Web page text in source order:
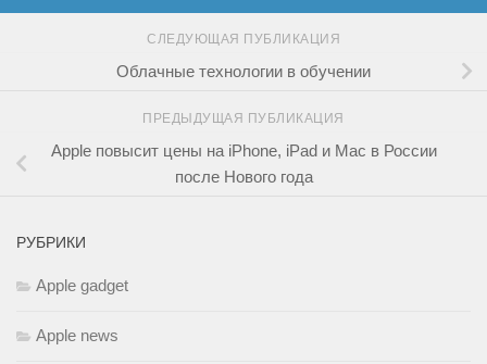
СЛЕДУЮЩАЯ ПУБЛИКАЦИЯ
Облачные технологии в обучении
ПРЕДЫДУЩАЯ ПУБЛИКАЦИЯ
Apple повысит цены на iPhone, iPad и Mac в России
после Нового года
РУБРИКИ
Apple gadget
Apple news